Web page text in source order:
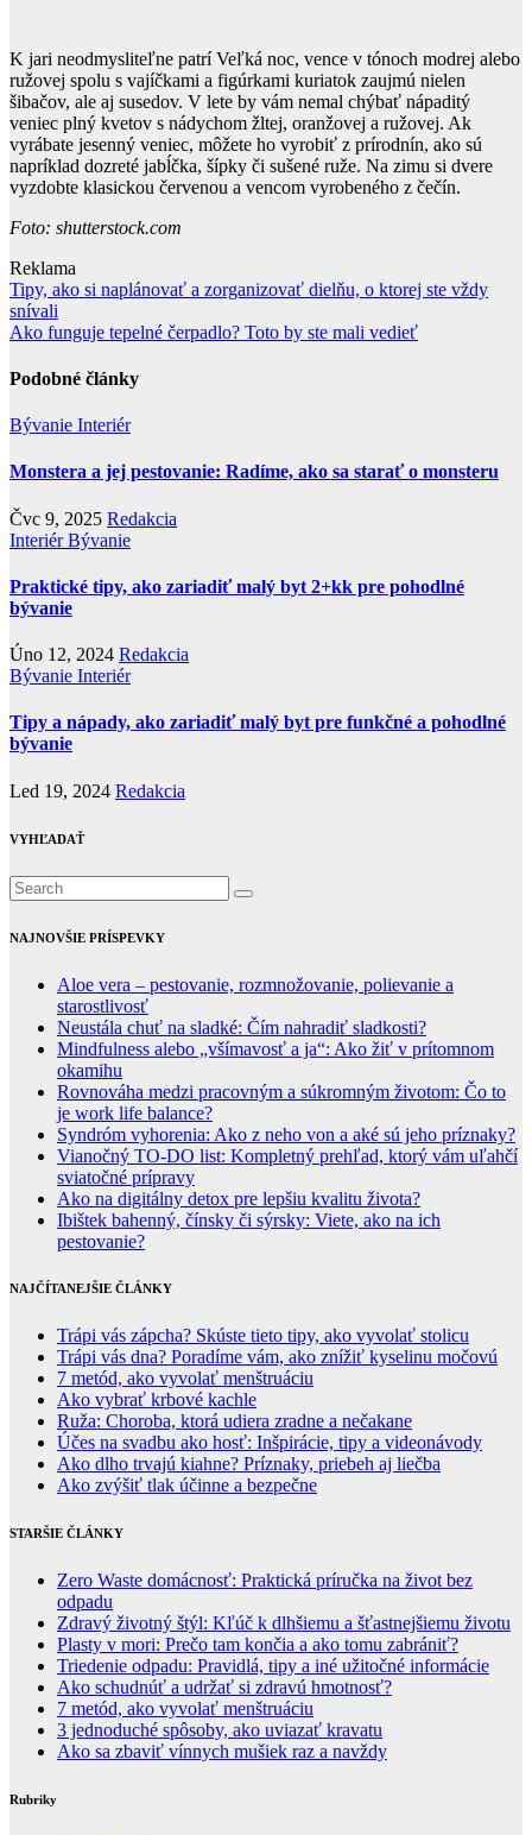
K jari neodmysliteľne patrí Veľká noc, vence v tónoch modrej alebo
ružovej spolu s vajíčkami a figúrkami kuriatok zaujmú nielen
šibačov, ale aj susedov. V lete by vám nemal chýbať nápaditý
veniec plný kvetov s nádychom žltej, oranžovej a ružovej. Ak
vyrábate jesenný veniec, môžete ho vyrobiť z prírodnín, ako sú
napríklad dozreté jabĺčka, šípky či sušené ruže. Na zimu si dvere
vyzdobte klasickou červenou a vencom vyrobeného z čečín.
Foto: shutterstock.com
Reklama
Navigace
pro
Tipy, ako si naplánovať a zorganizovať dielňu, o ktorej ste vždy
snívali
Ako funguje tepelné čerpadlo? Toto by ste mali vedieť
Podobné články
Bývanie Interiér
Monstera a jej pestovanie: Radíme, ako sa starať o monsteru
Čvc 9, 2025 Redakcia
InteriérBývanie
Praktické tipy, ako zariadiť malý byt 2+kk pre pohodlné
bývanie
Úno 12, 2024 Redakcia
Bývanie Interiér
Tipy a nápady, ako zariadiť malý byt pre funkčné a pohodlné
bývanie
Led 19, 2024 Redakcia
VYHĽADAŤ
NAJNOVŠIE PRÍSPEVKY
Aloe vera – pestovanie, rozmnožovanie, polievanie a
starostlivosť
Neustála chuť na sladké: Čím nahradiť sladkosti?
Mindfulness alebo „všímavosť a ja“: Ako žiť v prítomnom
okamihu
Rovnováha medzi pracovným a súkromným životom: Čo to
je work life balance?
Syndróm vyhorenia: Ako z neho von a aké sú jeho príznaky?
Vianočný TO-DO list: Kompletný prehľad, ktorý vám uľahčí
sviatočné prípravy
Ako na digitálny detox pre lepšiu kvalitu života?
Ibištek bahenný, čínsky či sýrsky: Viete, ako na ich
pestovanie?
NAJČÍTANEJŠIE ČLÁNKY
Trápi vás zápcha? Skúste tieto tipy, ako vyvolať stolicu
Trápi vás dna? Poradíme vám, ako znížiť kyselinu močovú
7 metód, ako vyvolať menštruáciu
Ako vybrať krbové kachle
Ruža: Choroba, ktorá udiera zradne a nečakane
Účes na svadbu ako hosť: Inšpirácie, tipy a videonávody
Ako dlho trvajú kiahne? Príznaky, priebeh aj liečba
Ako zvýšiť tlak účinne a bezpečne
STARŠIE ČLÁNKY
Zero Waste domácnosť: Praktická príručka na život bez
odpadu
Zdravý životný štýl: Kľúč k dlhšiemu a šťastnejšiemu životu
Plasty v mori: Prečo tam končia a ako tomu zabrániť?
Triedenie odpadu: Pravidlá, tipy a iné užitočné informácie
Ako schudnúť a udržať si zdravú hmotnosť?
7 metód, ako vyvolať menštruáciu
3 jednoduché spôsoby, ako uviazať kravatu
Ako sa zbaviť vínnych mušiek raz a navždy
Rubriky